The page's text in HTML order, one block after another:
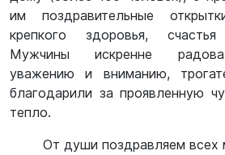
им поздравительные
крепкого здоровья,
Мужчины искренне
уважению и вниманию,
благодарили за проявленную
тепло.
От души поздравляем